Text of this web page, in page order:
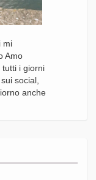
mi
Amo
tutti i giorni
social,
anche